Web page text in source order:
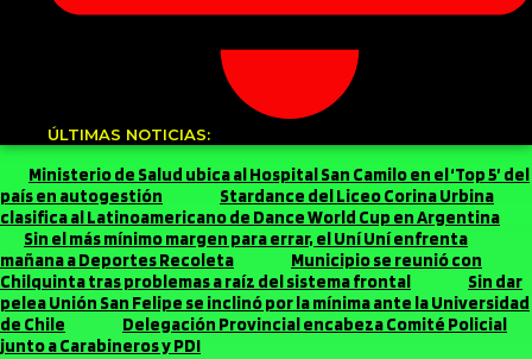
ÚLTIMAS NOTICIAS:
Ministerio de Salud ubica al Hospital San Camilo en el ‘Top 5’ del
país en autogestión
Stardance del Liceo Corina Urbina
clasifica al Latinoamericano de Dance World Cup en Argentina
Sin el más mínimo margen para errar, el Uní Uní enfrenta
mañana a Deportes Recoleta
Municipio se reunió con
Chilquinta tras problemas a raíz del sistema frontal
Sin dar
pelea Unión San Felipe se inclinó por la mínima ante la Universidad
de Chile
Delegación Provincial encabeza Comité Policial
junto a Carabineros y PDI